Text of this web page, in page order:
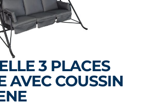
3 PLACES
AVEC COUSSIN